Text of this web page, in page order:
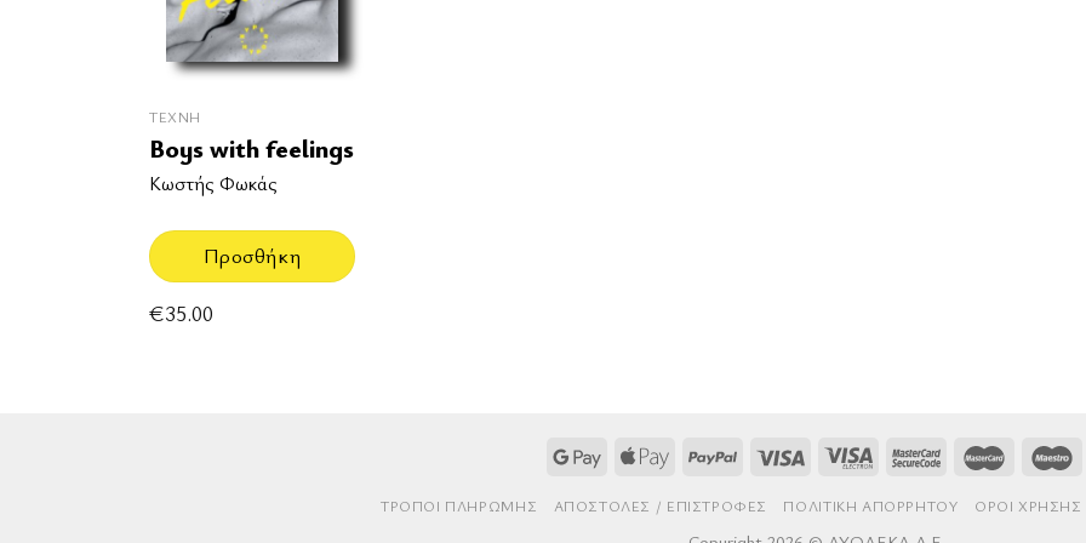
ΤΈΧΝΗ
Boys with feelings
Κωστής Φωκάς
Προσθήκη
€35.00
ΤΡΌΠΟΙ ΠΛΗΡΩΜΉΣ AΠΟΣΤΟΛΈΣ / ΕΠΙΣΤΡΟΦΈΣ ΠΟΛΙΤΙΚΉ ΑΠΟΡΡΉΤΟΥ ΌΡΟΙ ΧΡΉΣΗΣ